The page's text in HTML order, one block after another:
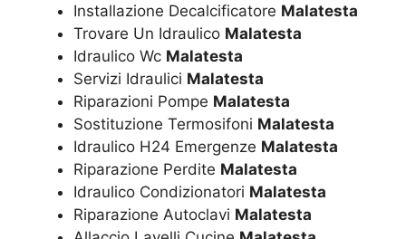
Installazione Decalcificatore Malatesta
Trovare Un Idraulico Malatesta
Idraulico Wc Malatesta
Servizi Idraulici Malatesta
Riparazioni Pompe Malatesta
Sostituzione Termosifoni Malatesta
Idraulico H24 Emergenze Malatesta
Riparazione Perdite Malatesta
Idraulico Condizionatori Malatesta
Riparazione Autoclavi Malatesta